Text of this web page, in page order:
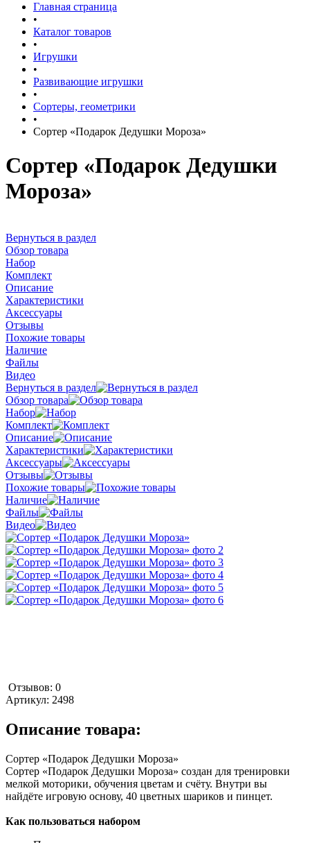
Главная страница
•
Каталог товаров
•
Игрушки
•
Развивающие игрушки
•
Сортеры, геометрики
•
Сортер «Подарок Дедушки Мороза»
Сортер «Подарок Дедушки
Мороза»
Вернуться в раздел
Обзор товара
Набор
Комплект
Описание
Характеристики
Аксессуары
Отзывы
Похожие товары
Наличие
Файлы
Видео
Вернуться в раздел
Обзор товара
Набор
Комплект
Описание
Характеристики
Аксессуары
Отзывы
Похожие товары
Наличие
Файлы
Видео
Отзывов: 0
Артикул: 2498
Описание товара:
Сортер «Подарок Дедушки Мороза»
Сортер «Подарок Дедушки Мороза» создан для тренировки
мелкой моторики, обучения цветам и счёту. Внутри вы
найдёте игровую основу, 40 цветных шариков и пинцет.
Как пользоваться набором